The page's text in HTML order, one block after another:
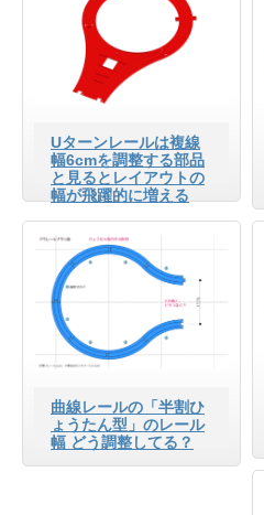
Uターンレールは複線
幅6cmを調整する部品
と見るとレイアウトの
幅が飛躍的に増える
曲線レールの「半割ひ
ょうたん型」のレール
幅 どう調整してる？